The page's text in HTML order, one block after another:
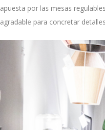
apuesta por las mesas
agradable para concretar